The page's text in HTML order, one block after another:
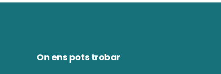
On ens pots trobar